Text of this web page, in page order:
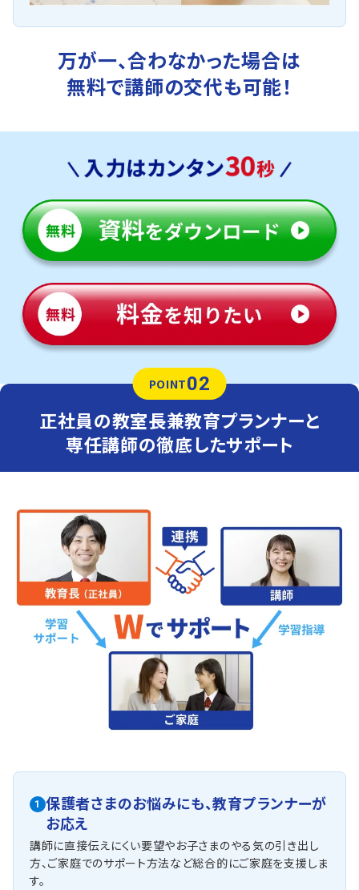
万が一、合わなかった場合は
無料で講師の交代も可能！
POINT02
正社員の教室長兼教育プランナーと
専任講師の徹底したサポート
1 保護者さまのお悩みにも、教育プランナーが
お応え
講師に直接伝えにくい要望やお子さまのやる気の引き出し
方、ご家庭でのサポート方法など総合的にご家庭を支援しま
す。